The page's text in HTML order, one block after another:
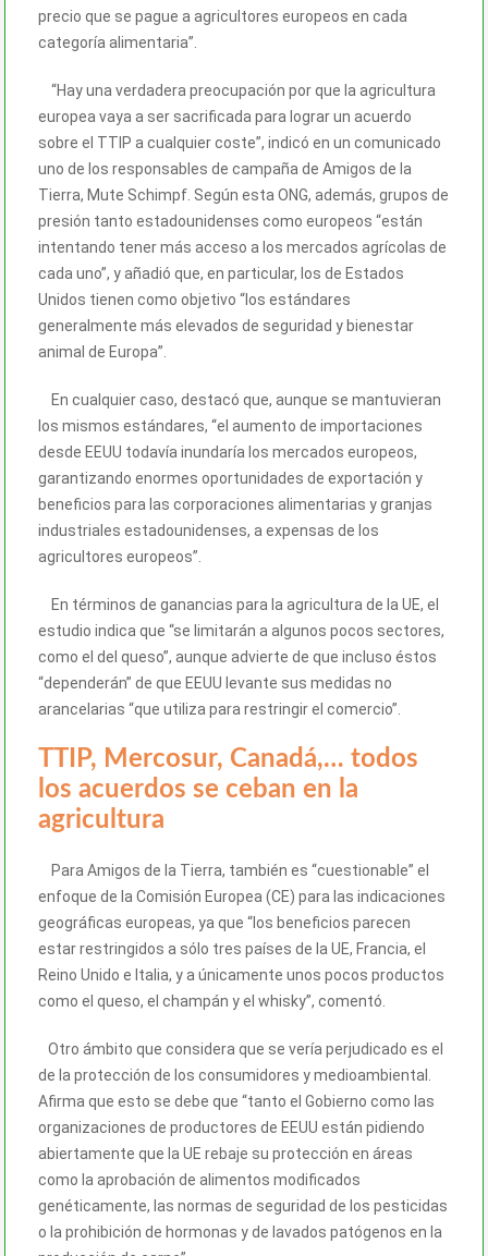
precio que se pague a agricultores europeos en cada
categoría alimentaria”.
“Hay una verdadera preocupación por que la agricultura
europea vaya a ser sacrificada para lograr un acuerdo
sobre el TTIP a cualquier coste”, indicó en un comunicado
uno de los responsables de campaña de Amigos de la
Tierra, Mute Schimpf. Según esta ONG, además, grupos de
presión tanto estadounidenses como europeos “están
intentando tener más acceso a los mercados agrícolas de
cada uno”, y añadió que, en particular, los de Estados
Unidos tienen como objetivo “los estándares
generalmente más elevados de seguridad y bienestar
animal de Europa”.
En cualquier caso, destacó que, aunque se mantuvieran
los mismos estándares, “el aumento de importaciones
desde EEUU todavía inundaría los mercados europeos,
garantizando enormes oportunidades de exportación y
beneficios para las corporaciones alimentarias y granjas
industriales estadounidenses, a expensas de los
agricultores europeos”.
En términos de ganancias para la agricultura de la UE, el
estudio indica que “se limitarán a algunos pocos sectores,
como el del queso”, aunque advierte de que incluso éstos
“dependerán” de que EEUU levante sus medidas no
arancelarias “que utiliza para restringir el comercio”.
TTIP, Mercosur, Canadá,… todos
los acuerdos se ceban en la
agricultura
Para Amigos de la Tierra, también es “cuestionable” el
enfoque de la Comisión Europea (CE) para las indicaciones
geográficas europeas, ya que “los beneficios parecen
estar restringidos a sólo tres países de la UE, Francia, el
Reino Unido e Italia, y a únicamente unos pocos productos
como el queso, el champán y el whisky”, comentó.
Otro ámbito que considera que se vería perjudicado es el
de la protección de los consumidores y medioambiental.
Afirma que esto se debe que “tanto el Gobierno como las
organizaciones de productores de EEUU están pidiendo
abiertamente que la UE rebaje su protección en áreas
como la aprobación de alimentos modificados
genéticamente, las normas de seguridad de los pesticidas
o la prohibición de hormonas y de lavados patógenos en la